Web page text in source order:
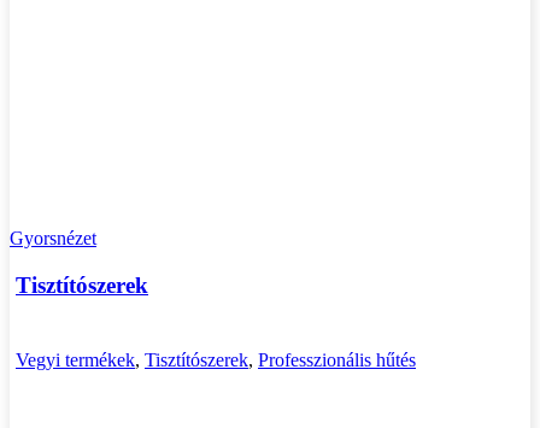
Gyorsnézet
Tisztítószerek
Vegyi termékek, Tisztítószerek, Professzionális hűtés